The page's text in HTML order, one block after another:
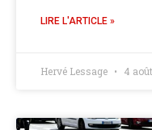
LIRE L'ARTICLE »
Hervé Lessage 4